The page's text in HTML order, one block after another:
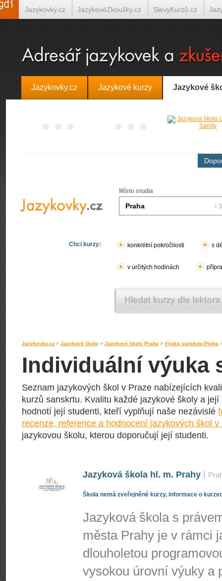
Jazykovky.cz Jazykové kurzy Jazykové
Místo studia
Chci kurzy: konkrétní pokročilosti s
v určitých hodinách
Jazykovky.cz > Jazykové školy > Jazykové školy Praha > Výuka sanskrtu Praha
Individuální výuka
Seznam jazykových škol v Praze nabízejících
kurzů sanskrtu. Kvalitu každé jazykové školy a
hodnotí její studenti, kteří vyplňují naše nezávislé
recenze, reference a hodnocení jazykových škol v
jazykovou školu, kterou doporučují její studenti.
Jazyková škola hl. m. Prahy
Škola nemá zveřejněné kurzy, informace o
Jazyková škola s
města Prahy je v rámci
dlouholetou
vysokou úrovní výuky a
Jazykovky.cz JazykovéZkoušky.cz SlevyKurzů.cz
Španělština on-line Italština on-line Tlumočení-